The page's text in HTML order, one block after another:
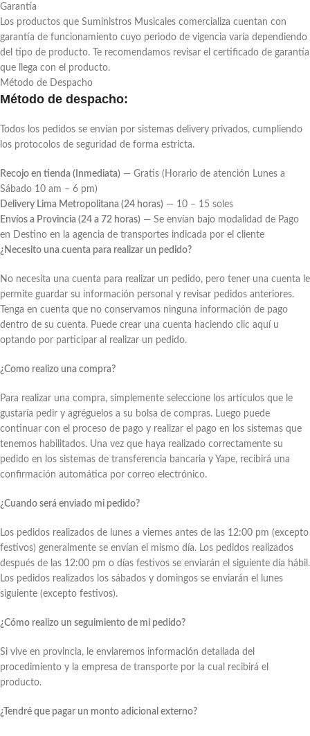
Garantía
Los productos que Suministros Musicales comercializa cuentan con
garantía de funcionamiento cuyo periodo de vigencia varía dependiendo
del tipo de producto. Te recomendamos revisar el certificado de garantía
que llega con el producto.
Método de Despacho
Método de despacho:
Todos los pedidos se envían por sistemas delivery privados, cumpliendo
los protocolos de seguridad de forma estricta.
Recojo en tienda (Inmediata) — Gratis (Horario de atención Lunes a
Sábado 10 am – 6 pm)
Delivery Lima Metropolitana (24 horas) — 10 – 15 soles
Envíos a Provincia (24 a 72 horas) — Se envían bajo modalidad de Pago
en Destino en la agencia de transportes indicada por el cliente
¿Necesito una cuenta para realizar un pedido?
No necesita una cuenta para realizar un pedido, pero tener una cuenta le
permite guardar su información personal y revisar pedidos anteriores.
Tenga en cuenta que no conservamos ninguna información de pago
dentro de su cuenta. Puede crear una cuenta haciendo clic aquí u
optando por participar al realizar un pedido.
¿Como realizo una compra?
Para realizar una compra, simplemente seleccione los artículos que le
gustaría pedir y agréguelos a su bolsa de compras. Luego puede
continuar con el proceso de pago y realizar el pago en los sistemas que
tenemos habilitados. Una vez que haya realizado correctamente su
pedido en los sistemas de transferencia bancaria y Yape, recibirá una
confirmación automática por correo electrónico.
¿Cuando será enviado mi pedido?
Los pedidos realizados de lunes a viernes antes de las 12:00 pm (excepto
festivos) generalmente se envían el mismo día. Los pedidos realizados
después de las 12:00 pm o días festivos se enviarán el siguiente día hábil.
Los pedidos realizados los sábados y domingos se enviarán el lunes
siguiente (excepto festivos).
¿Cómo realizo un seguimiento de mi pedido?
Si vive en provincia, le enviaremos información detallada del
procedimiento y la empresa de transporte por la cual recibirá el
producto.
¿Tendré que pagar un monto adicional externo?